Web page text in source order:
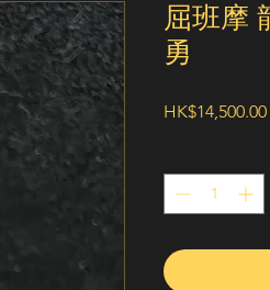
屈班摩
勇
HK$14,500.00